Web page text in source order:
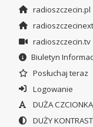
radioszczecin.pl
radioszczecin.tv
Biuletyn
Posłuchaj teraz
Logowanie
DUŻA CZCIONKA
DUŻY KONTRAST